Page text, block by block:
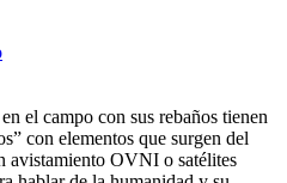
el campo con sus rebaños tienen
con elementos que surgen del
avistamiento OVNI o satélites